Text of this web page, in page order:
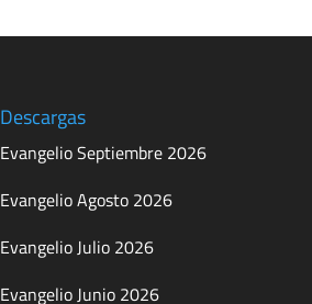
Descargas
Evangelio Septiembre 2026
Evangelio Agosto 2026
Evangelio Julio 2026
Evangelio Junio 2026